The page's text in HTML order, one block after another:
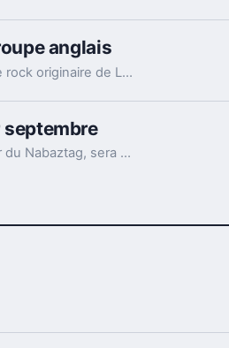
anglais
Vous ignorez peut-être quelques anecdotes sur le groupe de rock originaire de Liverpool, voici donc 11 choses à savoir sur les Beatles.
septembre
La maman numérique et connectée, conçu par le co-créateur du Nabaztag, sera vendue avec un pack contenant quatre Motion Cookies.